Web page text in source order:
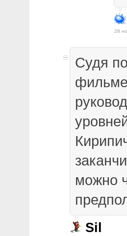
28
Судя
фильме
можно
Sil